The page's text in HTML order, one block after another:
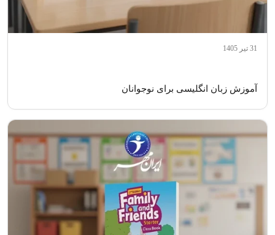
31 تیر 1405
آموزش زبان انگلیسی برای نوجوانان